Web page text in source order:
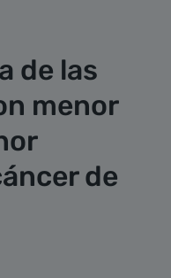
de las
menor
de